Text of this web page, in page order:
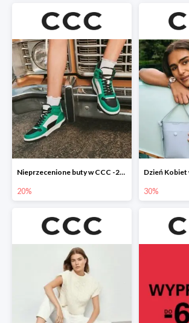
Nieprzecenione buty w CCC -20%
20% 30%